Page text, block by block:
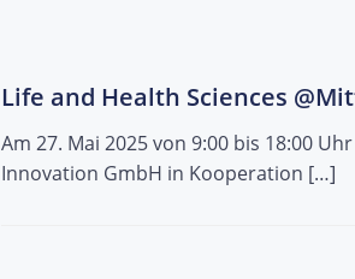
Life and Health Sciences
Am 27. Mai 2025 von 9:00 bis 18:00
Innovation GmbH in Kooperation […]